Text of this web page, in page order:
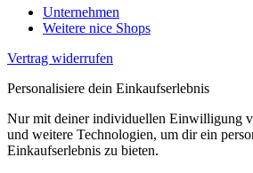
Unternehmen
Weitere nice Shops
Vertrag widerrufen
Personalisiere dein Einkaufserlebnis
Nur mit deiner individuellen Einwilligung
und weitere Technologien, um dir ein
Einkaufserlebnis zu bieten.